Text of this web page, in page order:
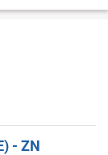
- ZN